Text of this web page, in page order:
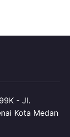
- Jl.
Kota Medan